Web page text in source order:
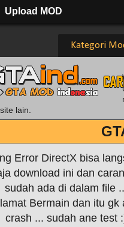
Upload MOD
Kategori
lain.
Error DirectX bisa
download ini dan
sudah ada di dalam file
Bermain dan itu gk
crash ... sudah ane test